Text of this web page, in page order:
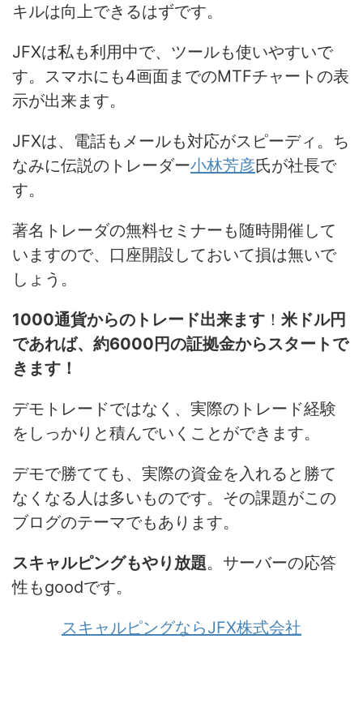
キルは向上できるはずです。
JFXは私も利用中で、ツールも使いやすいで
す。スマホにも4画面までのMTFチャートの表
示が出来ます。
JFXは、電話もメールも対応がスピーディ。ち
なみに伝説のトレーダー小林芳彦氏が社長で
す。
著名トレーダの無料セミナーも随時開催して
いますので、口座開設しておいて損は無いで
しょう。
1000通貨からのトレード出来ます ！ 米ドル円
であれば、約6000円の証拠金からスタートで
きます！
デモトレードではなく、実際のトレード経験
をしっかりと積んでいくことができます。
デモで勝てても、実際の資金を入れると勝て
なくなる人は多いものです。その課題がこの
ブログのテーマでもあります。
スキャルピングもやり放題。サーバーの応答
性もgoodです。
スキャルピングならJFX株式会社